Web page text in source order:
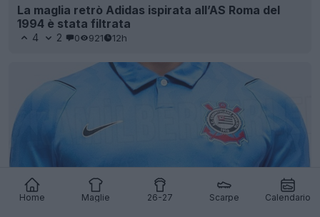
Home Maglie 26-27 Scarpe Calendario
La maglia retrò Adidas ispirata all’AS Roma del
1994 è stata filtrata
4 2 0 921 12h